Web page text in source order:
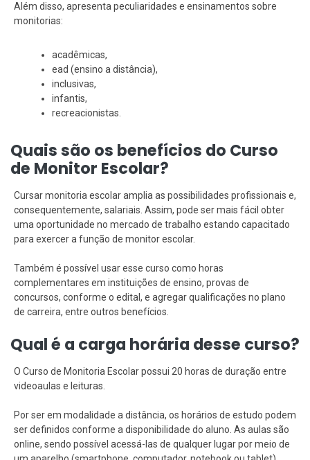
Além disso, apresenta peculiaridades e ensinamentos sobre
monitorias:
acadêmicas,
ead (ensino a distância),
inclusivas,
infantis,
recreacionistas.
Quais são os benefícios do Curso
de Monitor Escolar?
Cursar monitoria escolar amplia as possibilidades profissionais e,
consequentemente, salariais. Assim, pode ser mais fácil obter
uma oportunidade no mercado de trabalho estando capacitado
para exercer a função de monitor escolar.
Também é possível usar esse curso como horas
complementares em instituições de ensino, provas de
concursos, conforme o edital, e agregar qualificações no plano
de carreira, entre outros benefícios.
Qual é a carga horária desse curso?
O Curso de Monitoria Escolar possui 20 horas de duração entre
videoaulas e leituras.
Por ser em modalidade a distância, os horários de estudo podem
ser definidos conforme a disponibilidade do aluno. As aulas são
online, sendo possível acessá-las de qualquer lugar por meio de